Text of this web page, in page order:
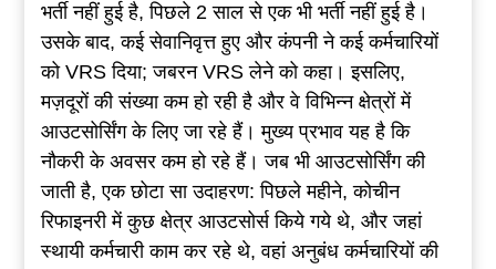
भर्ती नहीं हुई है, पिछले 2 साल से एक भी भर्ती नहीं हुई है।
उसके बाद, कई सेवानिवृत्त हुए और कंपनी ने कई कर्मचारियों
को VRS दिया; जबरन VRS लेने को कहा। इसलिए,
मज़दूरों की संख्या कम हो रही है और वे विभिन्न क्षेत्रों में
आउटसोर्सिंग के लिए जा रहे हैं। मुख्य प्रभाव यह है कि
नौकरी के अवसर कम हो रहे हैं। जब भी आउटसोर्सिंग की
जाती है, एक छोटा सा उदाहरण: पिछले महीने, कोचीन
रिफाइनरी में कुछ क्षेत्र आउटसोर्स किये गये थे, और जहां
स्थायी कर्मचारी काम कर रहे थे, वहां अनुबंध कर्मचारियों की